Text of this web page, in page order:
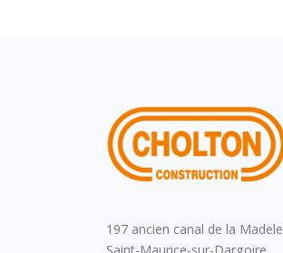
197 ancien canal de la
Saint-Maurice-sur-Dargoire